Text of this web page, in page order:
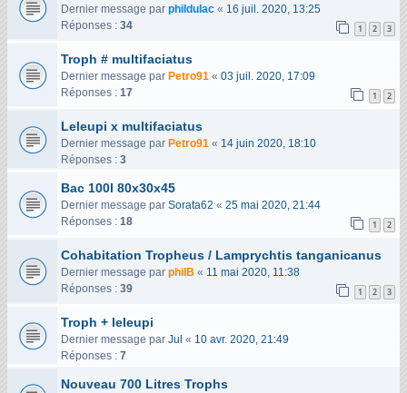
Dernier message par phildulac « 16 juil. 2020, 13:25
Réponses : 34 1 2 3
Troph # multifaciatus
Dernier message par Petro91 « 03 juil. 2020, 17:09
Réponses : 17 1 2
Leleupi x multifaciatus
Dernier message par Petro91 « 14 juin 2020, 18:10
Réponses : 3
Bac 100l 80x30x45
Dernier message par Sorata62 « 25 mai 2020, 21:44
Réponses : 18 1 2
Cohabitation Tropheus / Lamprychtis tanganicanus
Dernier message par philB « 11 mai 2020, 11:38
Réponses : 39 1 2 3
Troph + leleupi
Dernier message par Jul « 10 avr. 2020, 21:49
Réponses : 7
Nouveau 700 Litres Trophs